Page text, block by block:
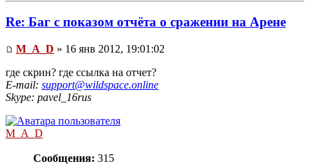
Re: Баг с показом отчёта о сражении на Арене
M_A_D » 16 янв 2012, 19:01:02
где скрин? где ссылка на отчет?
E-mail: support@wildspace.online
Skype: pavel_16rus
M_A_D
Сообщения: 315